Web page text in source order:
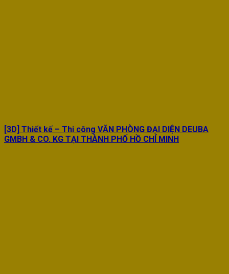
[3D] Thiết kế – Thi công VĂN PHÒNG ĐẠI DIỆN DEUBA
GMBH & CO. KG TẠI THÀNH PHỐ HỒ CHÍ MINH